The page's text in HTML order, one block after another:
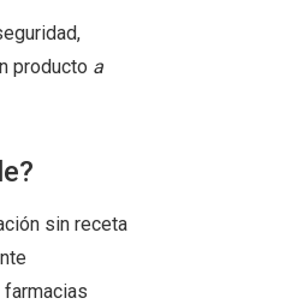
producto a
sin receta